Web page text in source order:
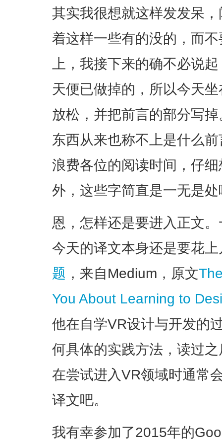
其实我很想就这样发发呆
着这样一些有的没的，而
上，我接下来的确不必说
天便已做掉的，所以今天
放松，并把前言的部分写
东西从来也称不上是什么
浪费各位的阅读时间，仔
外，这些字简直是一无是处
恩，怎样还是要进入正文
今天的译文本身还是要花
题 ，来自Medium，原文
You About Learning to
他在自学VR设计与开发的
何具体的实践方法，读过
在尝试进入VR领域时通常
译文吧。
我有幸参加了2015年的